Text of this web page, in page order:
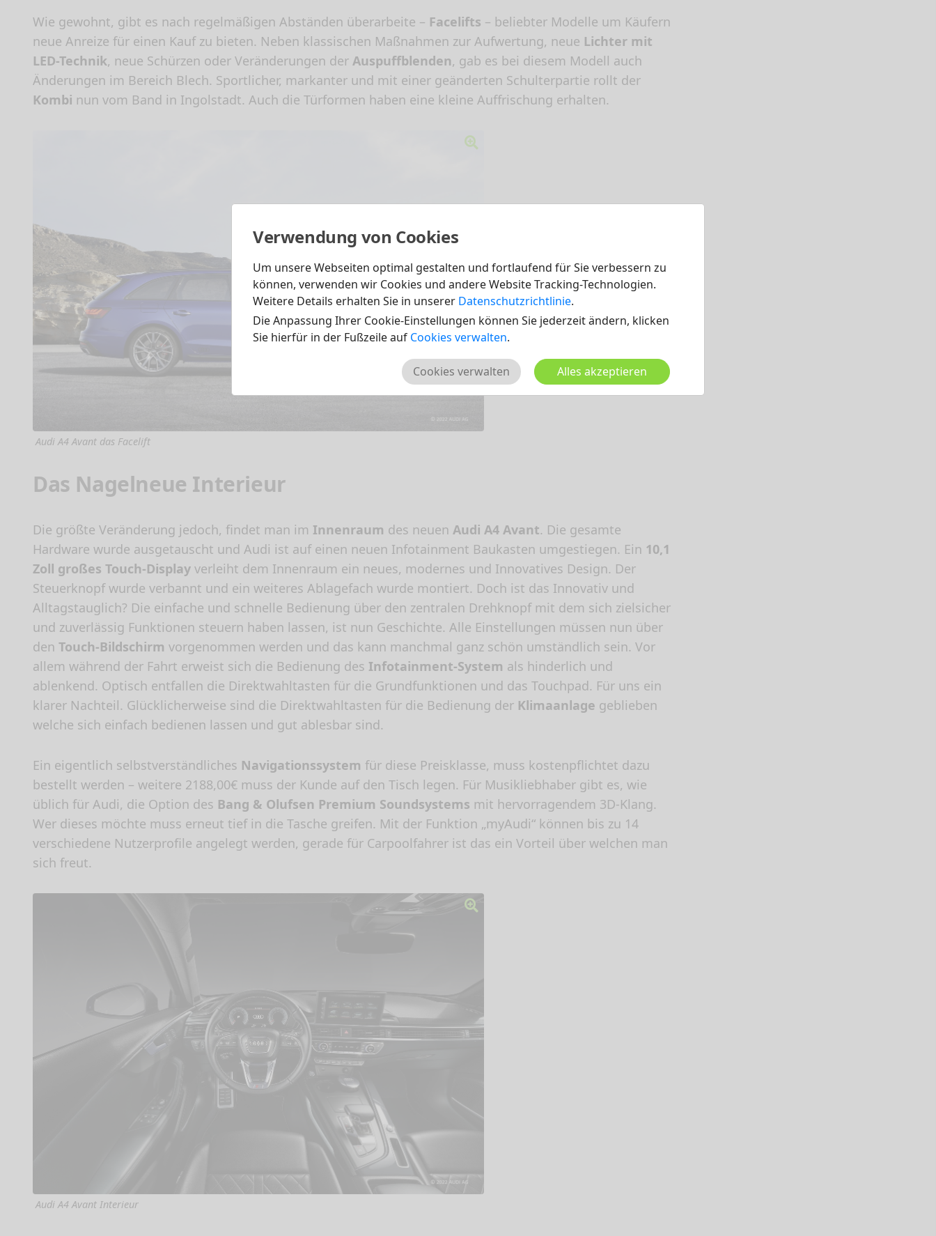
Verwendung von Cookies
Um unsere Webseiten optimal gestalten und fortlaufend für Sie verbessern zu
können, verwenden wir Cookies und andere Website Tracking-Technologien.
Weitere Details erhalten Sie in unserer Datenschutzrichtlinie.
Die Anpassung Ihrer Cookie-Einstellungen können Sie jederzeit ändern, klicken
Sie hierfür in der Fußzeile auf Cookies verwalten.
Alles akzeptieren
Cookies verwalten
Wie gewohnt, gibt es nach regelmäßigen Abständen überarbeite – Facelifts – beliebter Modelle um Käufern
neue Anreize für einen Kauf zu bieten. Neben klassischen Maßnahmen zur Aufwertung, neue Lichter mit
LED-Technik, neue Schürzen oder Veränderungen der Auspuffblenden, gab es bei diesem Modell auch
Änderungen im Bereich Blech. Sportlicher, markanter und mit einer geänderten Schulterpartie rollt der
Kombi nun vom Band in Ingolstadt. Auch die Türformen haben eine kleine Auffrischung erhalten.
Audi A4 Avant das Facelift
Das Nagelneue Interieur
Die größte Veränderung jedoch, findet man im Innenraum des neuen Audi A4 Avant. Die gesamte
Hardware wurde ausgetauscht und Audi ist auf einen neuen Infotainment Baukasten umgestiegen. Ein 10,1
Zoll großes Touch-Display verleiht dem Innenraum ein neues, modernes und Innovatives Design. Der
Steuerknopf wurde verbannt und ein weiteres Ablagefach wurde montiert. Doch ist das Innovativ und
Alltagstauglich? Die einfache und schnelle Bedienung über den zentralen Drehknopf mit dem sich zielsicher
und zuverlässig Funktionen steuern haben lassen, ist nun Geschichte. Alle Einstellungen müssen nun über
den Touch-Bildschirm vorgenommen werden und das kann manchmal ganz schön umständlich sein. Vor
allem während der Fahrt erweist sich die Bedienung des Infotainment-System als hinderlich und
ablenkend. Optisch entfallen die Direktwahltasten für die Grundfunktionen und das Touchpad. Für uns ein
klarer Nachteil. Glücklicherweise sind die Direktwahltasten für die Bedienung der Klimaanlage geblieben
welche sich einfach bedienen lassen und gut ablesbar sind.
Ein eigentlich selbstverständliches Navigationssystem für diese Preisklasse, muss kostenpflichtet dazu
bestellt werden – weitere 2188,00€ muss der Kunde auf den Tisch legen. Für Musikliebhaber gibt es, wie
üblich für Audi, die Option des Bang & Olufsen Premium Soundsystems mit hervorragendem 3D-Klang.
Wer dieses möchte muss erneut tief in die Tasche greifen. Mit der Funktion „myAudi“ können bis zu 14
verschiedene Nutzerprofile angelegt werden, gerade für Carpoolfahrer ist das ein Vorteil über welchen man
sich freut.
Audi A4 Avant Interieur